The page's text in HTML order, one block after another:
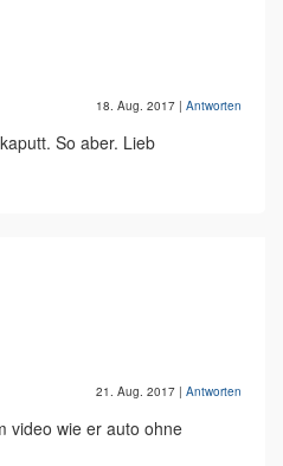
18. Aug. 2017 | Antworten
So aber. Lieb
21. Aug. 2017 | Antworten
video wie er auto ohne